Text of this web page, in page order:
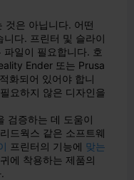
것은 아닙니다. 어떤
다. 프린터 및 슬라이
일이 필요합니다. 호
Ender 또는 Prusa
화되어 있어야 합니
요하지 않은 디자인을
검증하는 데 도움이
드웍스 같은 소프트웨
프린터의 기능에 맞는
에 착용하는 제품의